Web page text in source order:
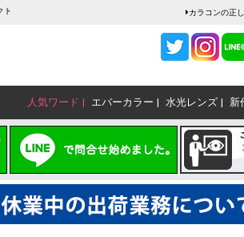
ト カラコンの正
人気ワード エバーカラー 水光レンズ 新